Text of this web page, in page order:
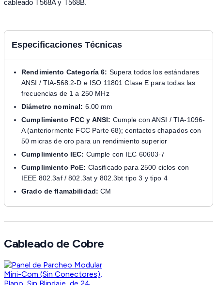
cableado T568A y T568B.
Especificaciones Técnicas
Rendimiento Categoría 6: Supera todos los estándares
ANSI / TIA-568.2-D e ISO 11801 Clase E para todas las
frecuencias de 1 a 250 MHz
Diámetro nominal: 6.00 mm
Cumplimiento FCC y ANSI: Cumple con ANSI / TIA-1096-
A (anteriormente FCC Parte 68); contactos chapados con
50 micras de oro para un rendimiento superior
Cumplimiento IEC: Cumple con IEC 60603-7
Cumplimiento PoE: Clasificado para 2500 ciclos con
IEEE 802.3af / 802.3at y 802.3bt tipo 3 y tipo 4
Grado de flamabilidad: CM
Cableado de Cobre